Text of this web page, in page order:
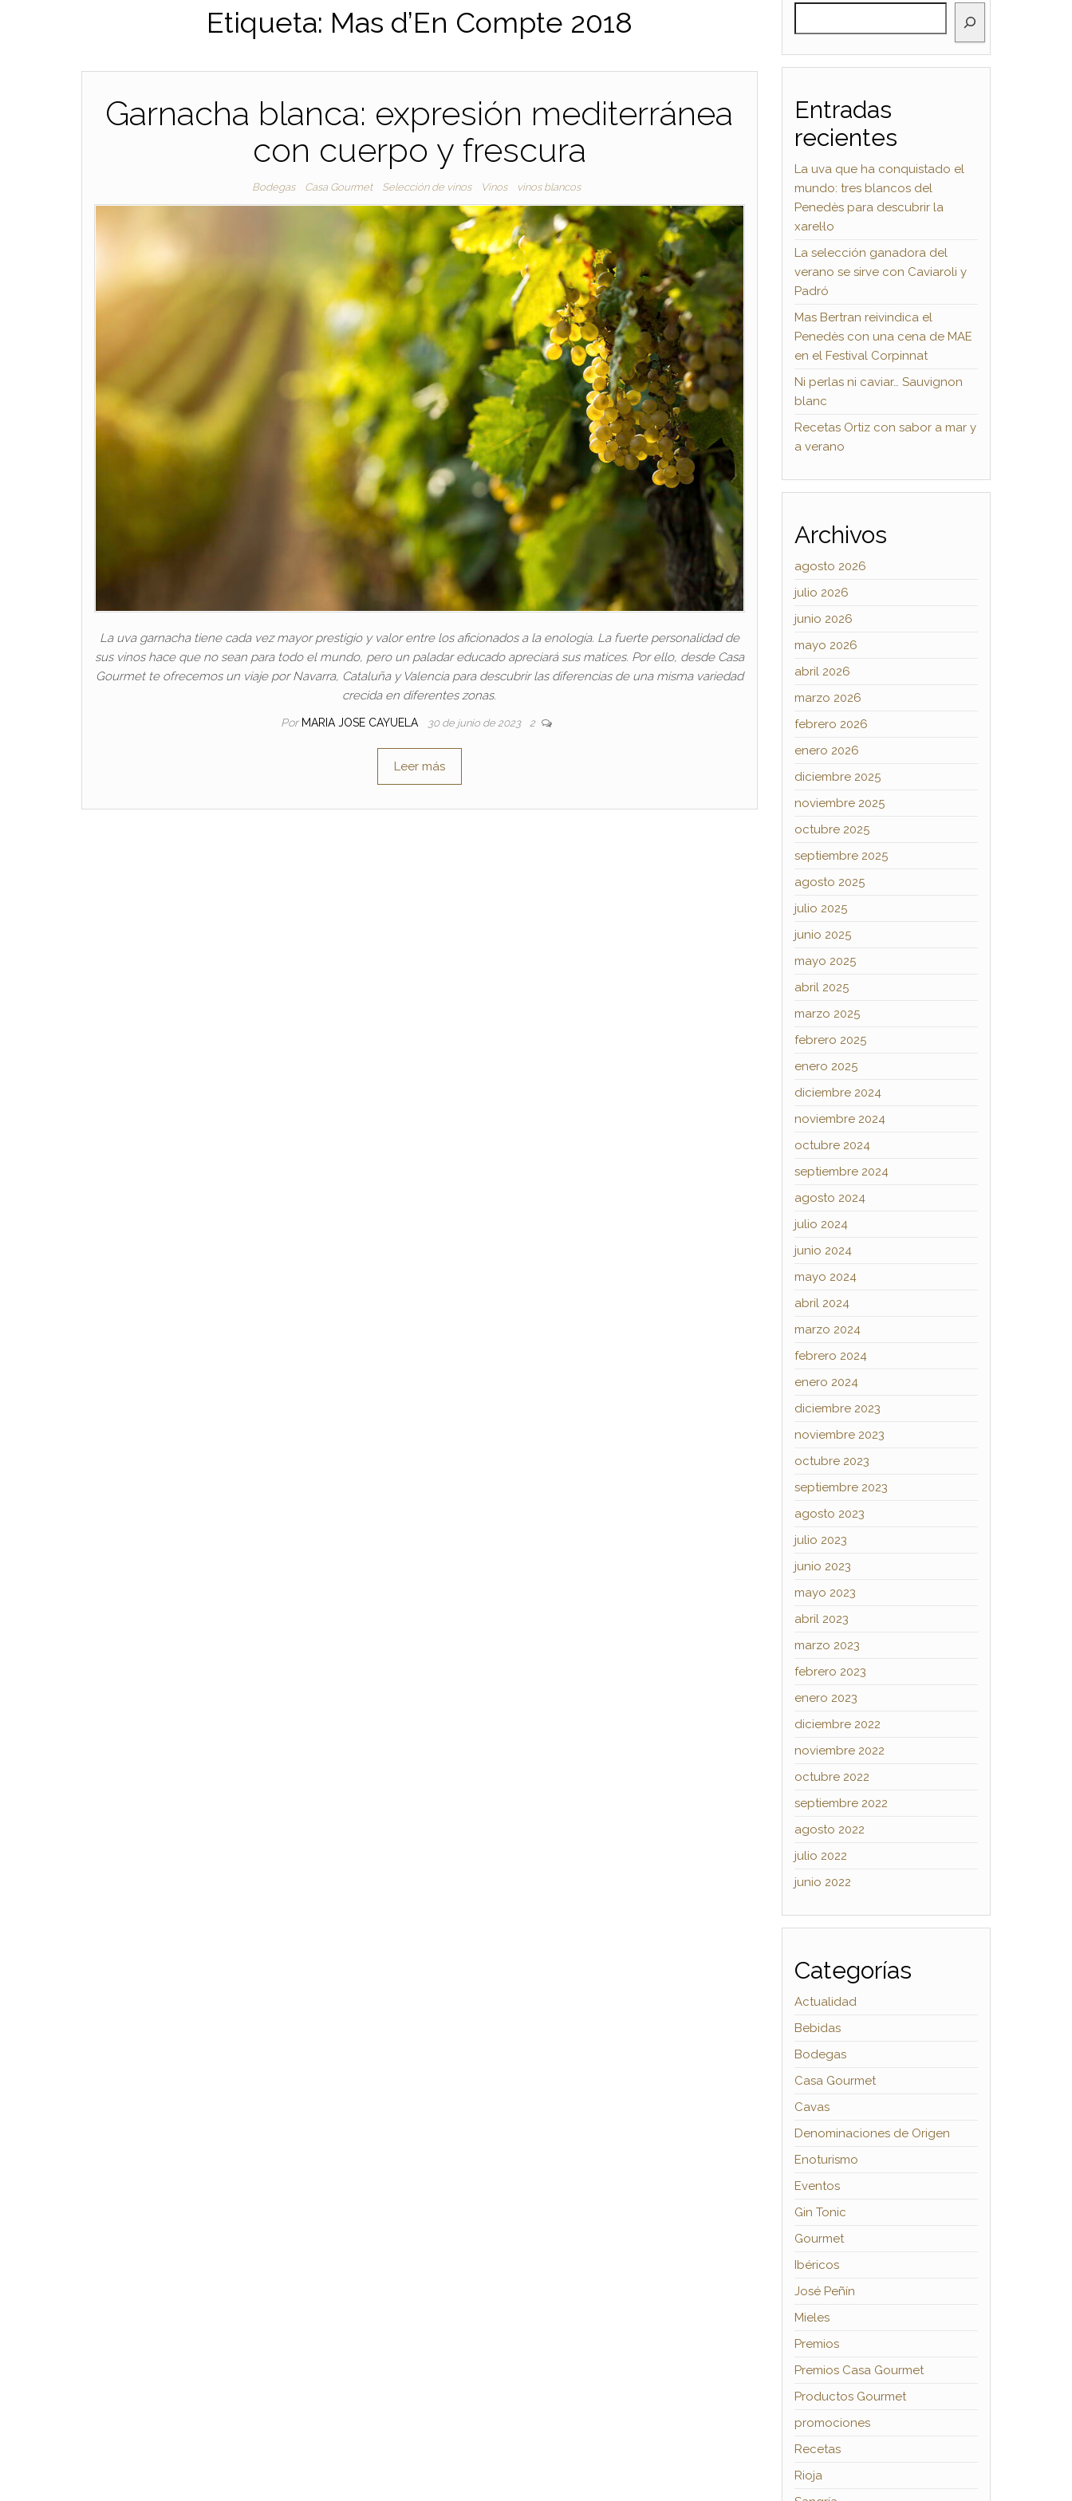
Etiqueta: Mas d’En Compte 2018
Garnacha blanca: expresión mediterránea
con cuerpo y frescura
Bodegas Casa Gourmet Selección de vinos Vinos vinos blancos
La uva garnacha tiene cada vez mayor prestigio y valor entre los aficionados a la enología. La fuerte personalidad de
sus vinos hace que no sean para todo el mundo, pero un paladar educado apreciará sus matices. Por ello, desde Casa
Gourmet te ofrecemos un viaje por Navarra, Cataluña y Valencia para descubrir las diferencias de una misma variedad
crecida en diferentes zonas.
Por MARIA JOSE CAYUELA 30 de junio de 2023 2
Leer más
Entradas
recientes
La uva que ha conquistado el
mundo: tres blancos del
Penedès para descubrir la
xarel·lo
La selección ganadora del
verano se sirve con Caviaroli y
Padró
Mas Bertran reivindica el
Penedès con una cena de MAE
en el Festival Corpinnat
Ni perlas ni caviar… Sauvignon
blanc
Recetas Ortiz con sabor a mar y
a verano
Archivos
agosto 2026
julio 2026
junio 2026
mayo 2026
abril 2026
marzo 2026
febrero 2026
enero 2026
diciembre 2025
noviembre 2025
octubre 2025
septiembre 2025
agosto 2025
julio 2025
junio 2025
mayo 2025
abril 2025
marzo 2025
febrero 2025
enero 2025
diciembre 2024
noviembre 2024
octubre 2024
septiembre 2024
agosto 2024
julio 2024
junio 2024
mayo 2024
abril 2024
marzo 2024
febrero 2024
enero 2024
diciembre 2023
noviembre 2023
octubre 2023
septiembre 2023
agosto 2023
julio 2023
junio 2023
mayo 2023
abril 2023
marzo 2023
febrero 2023
enero 2023
diciembre 2022
noviembre 2022
octubre 2022
septiembre 2022
agosto 2022
julio 2022
junio 2022
Categorías
Actualidad
Bebidas
Bodegas
Casa Gourmet
Cavas
Denominaciones de Origen
Enoturismo
Eventos
Gin Tonic
Gourmet
Ibéricos
José Peñín
Mieles
Premios
Premios Casa Gourmet
Productos Gourmet
promociones
Recetas
Rioja